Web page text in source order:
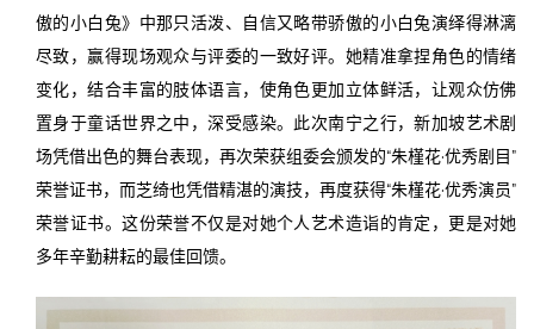
傲的小白兔》中那只活泼、自信又略带骄傲的小白兔演绎得淋漓
尽致，赢得现场观众与评委的一致好评。她精准拿捏角色的情绪
变化，结合丰富的肢体语言，使角色更加立体鲜活，让观众仿佛
置身于童话世界之中，深受感染。此次南宁之行，新加坡艺术剧
场凭借出色的舞台表现，再次荣获组委会颁发的“朱槿花·优秀剧目”
荣誉证书，而芝绮也凭借精湛的演技，再度获得“朱槿花·优秀演员”
荣誉证书。这份荣誉不仅是对她个人艺术造诣的肯定，更是对她
多年辛勤耕耘的最佳回馈。